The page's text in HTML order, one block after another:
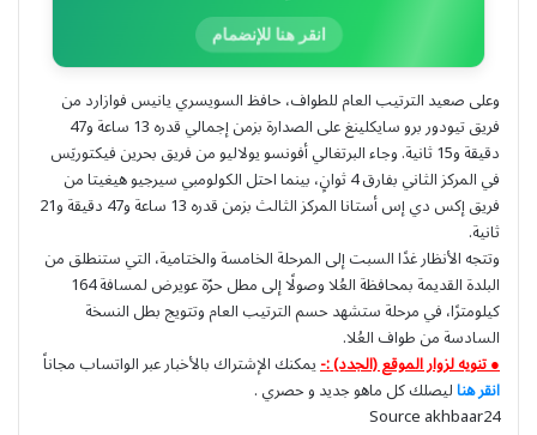
انقر هنا للإنضمام
وعلى صعيد الترتيب العام للطواف، حافظ السويسري يانيس فوازارد من
فريق تيودور برو سايكلينغ على الصدارة بزمن إجمالي قدره 13 ساعة و47
دقيقة و15 ثانية. وجاء البرتغالي أفونسو يولاليو من فريق بحرين فيكتوريَس
في المركز الثاني بفارق 4 ثوانٍ، بينما احتل الكولومبي سيرجيو هيغيتا من
فريق إكس دي إس أستانا المركز الثالث بزمن قدره 13 ساعة و47 دقيقة و21
ثانية.
وتتجه الأنظار غدًا السبت إلى المرحلة الخامسة والختامية، التي ستنطلق من
البلدة القديمة بمحافظة العُلا وصولًا إلى مطل حرّة عويرض لمسافة 164
كيلومترًا، في مرحلة ستشهد حسم الترتيب العام وتتويج بطل النسخة
السادسة من طواف العُلا.
● تنويه لزوار الموقع (الجدد) :-يمكنك الإشتراك بالأخبار عبر الواتساب مجاناً
انقر هناليصلك كل ماهو جديد و حصري .
Source akhbaar24